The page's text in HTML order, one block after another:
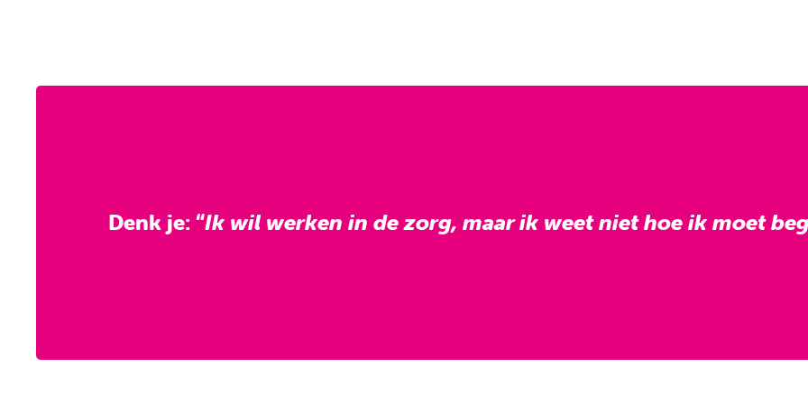
Denk je: “Ik wil werken in de zorg, maar ik weet niet hoe ik moet